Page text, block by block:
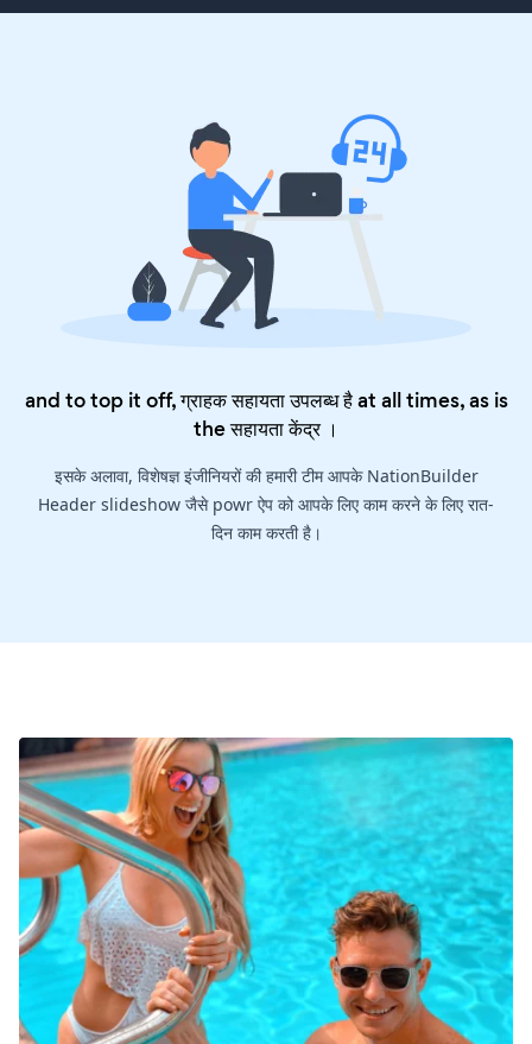
and to top it off, ग्राहक सहायता उपलब्ध है at all times, as is
theसहायता केंद्र।
इसके अलावा, विशेषज्ञ इंजीनियरों की हमारी टीम आपके NationBuilder
Header slideshow जैसे powr ऐप को आपके लिए काम करने के लिए रात-
दिन काम करती है।